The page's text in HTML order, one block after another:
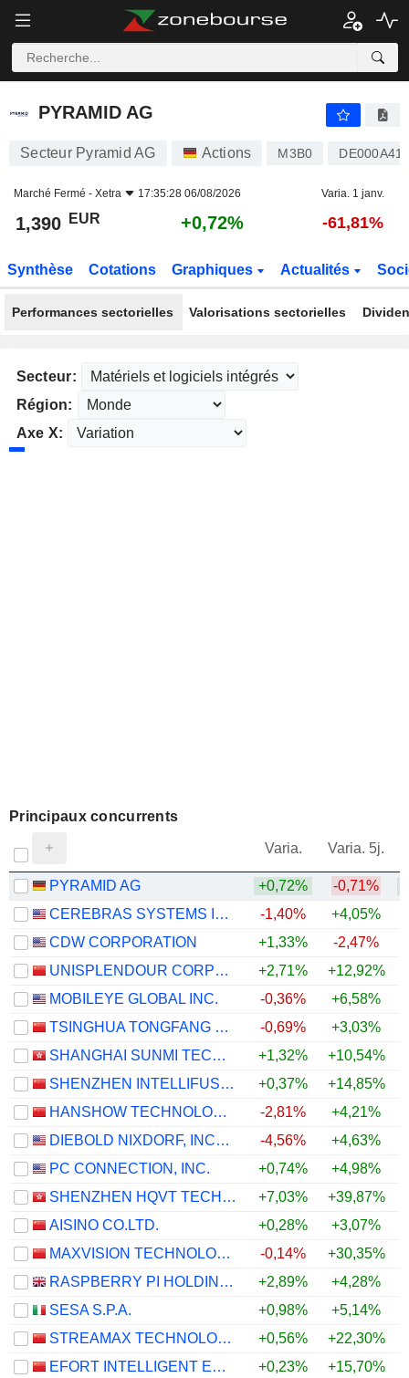
PYRAMID AG
PYRAMID AG
Secteur Pyramid AG Actions M3B0
Marché Fermé - Xetra 17:35:28 06/08/2026 Varia. 1 janv.
1,390 EUR +0,72% -61,81%
Synthèse Cotations Graphiques Actualités
Performances sectorielles Valorisations sectorielles
Secteur:
Région:
Axe X:
Principaux concurrents
Varia. Varia. 5j.
PYRAMID AG
+0,72% -0,71%
CEREBRAS SYSTEMS INC.
-1,40% +4,05%
CDW CORPORATION
+1,33% -2,47%
UNISPLENDOUR CORPORATION LIMITED
+2,71% +12,92%
MOBILEYE GLOBAL INC.
-0,36% +6,58%
TSINGHUA TONGFANG CO., LTD.
-0,69% +3,03%
SHANGHAI SUNMI TECHNOLOGY CO., LTD.
+1,32% +10,54%
SHENZHEN INTELLIFUSION TECHNOLOGIES CO., LTD.
+0,37% +14,85%
HANSHOW TECHNOLOGY CO., LTD.
-2,81% +4,21%
DIEBOLD NIXDORF, INCORPORATED
-4,56% +4,63%
PC CONNECTION, INC.
+0,74% +4,98%
SHENZHEN HQVT TECHNOLOGY CO., LTD.
+7,03% +39,87%
AISINO CO.LTD.
+0,28% +3,07%
MAXVISION TECHNOLOGY CORP.
-0,14% +30,35%
RASPBERRY PI HOLDINGS PLC
+2,89% +4,28%
SESA S.P.A.
+0,98% +5,14%
STREAMAX TECHNOLOGY CO., LTD.
+0,56% +22,30%
EFORT INTELLIGENT EQUIPMENT CO., LTD.
+0,23% +15,70%